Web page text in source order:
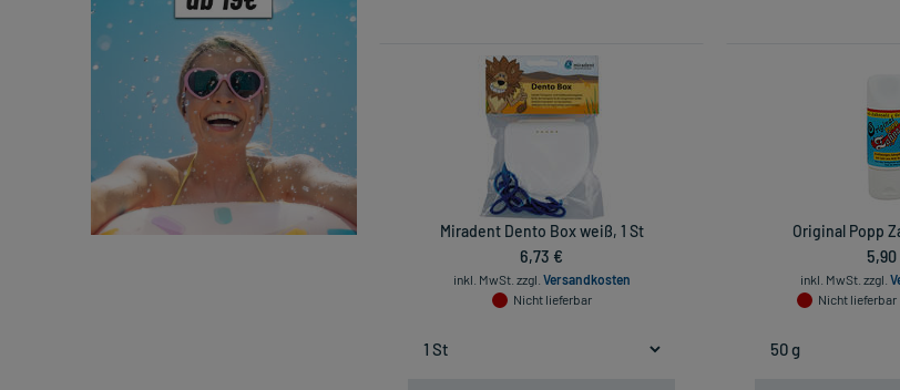
Miradent Dento Box weiß, 1 St
6,73 €
inkl. MwSt. zzgl. Versandkosten
Nicht lieferbar
Original Popp
5,90
inkl. MwSt. zzgl.
Nicht lieferbar